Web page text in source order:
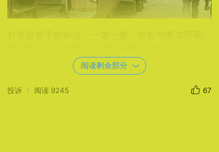
一抖，光就斜斜地淌下来，落在他手背上。行人从
布影里穿过，电动车叮铃铃地绕过水洼，连空气都
带着旧砖墙晒暖后的微尘味。这里没有“景点”二字，
阅读剩余部分
投诉 阅读 9245 67